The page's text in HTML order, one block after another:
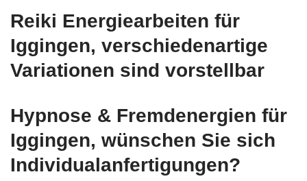
Reiki Energiearbeiten für
Iggingen, verschiedenartige
Variationen sind vorstellbar
Hypnose & Fremdenergien für
Iggingen, wünschen Sie sich
Individualanfertigungen?